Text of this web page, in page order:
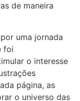
de maneira
uma jornada
foi
o interesse
página, as
o universo das